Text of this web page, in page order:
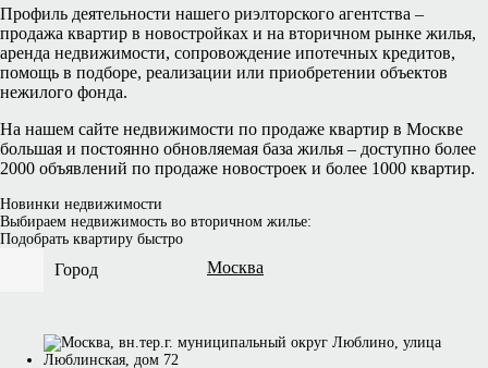
Профиль деятельности нашего риэлторского агентства –
продажа квартир в новостройках и на вторичном рынке жилья,
аренда недвижимости, сопровождение ипотечных кредитов,
помощь в подборе, реализации или приобретении объектов
нежилого фонда.
На нашем сайте недвижимости по продаже квартир в Москве
большая и постоянно обновляемая база жилья – доступно более
2000 объявлений по продаже новостроек и более 1000 квартир.
Новинки недвижимости
Выбираем недвижимость во вторичном жилье:
Подобрать квартиру быстро
Город Москва